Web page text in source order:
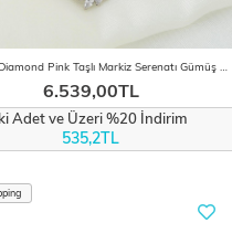
Effective Diamond Pink Taşlı Markiz Serenatı Gümüş Bileklik
6.539,00TL
Adet ve Üzeri %20 İndirim
535,2TL